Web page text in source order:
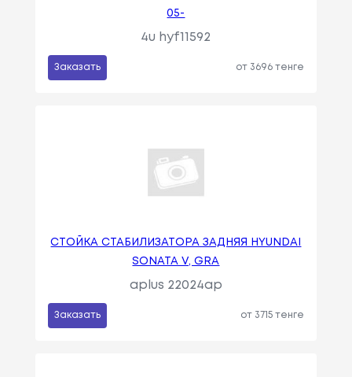
05-
4u hyf11592
Заказать от 3696 тенге
СТОЙКА СТАБИЛИЗАТОРА ЗАДНЯЯ HYUNDAI
SONATA V, GRA
aplus 22024ap
Заказать от 3715 тенге